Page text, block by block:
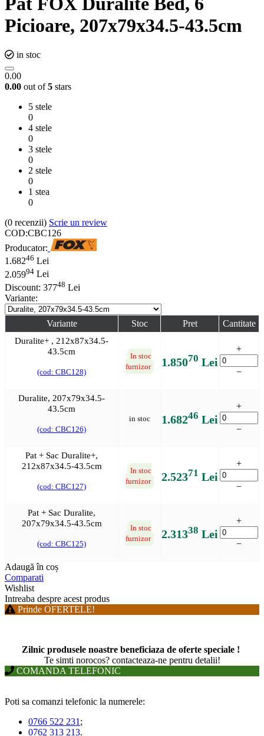
Picioare, 207x79x34.5-43.5cm
in stoc
0.00
0.00 out of5 stars
5 stele
0
4 stele
0
3 stele
0
2 stele
0
1 stea
0
(0 recenzii) Scrie un review
COD:CBC126
Producator:
1.68246 Lei
2.05994 Lei
Discount: 37748 Lei
Variante:
Variante Stoc Pret Cantitate
Duralite+ , 212x87x34.5-
43.5cm
(cod: CBC128)
In stoc
furnizor
1.85070 Lei
+
−
Duralite, 207x79x34.5-
43.5cm
(cod: CBC126)
in stoc 1.68246 Lei
+
−
Pat + Sac Duralite+,
212x87x34.5-43.5cm
(cod: CBC127)
In stoc
furnizor
2.52371 Lei
+
−
Pat + Sac Duralite,
207x79x34.5-43.5cm
(cod: CBC125)
In stoc
furnizor
2.31338 Lei
+
−
Adaugă în coș
Comparati
Wishlist
Intreaba despre acest produs
Prinde OFERTELE!
Zilnic produsele noastre beneficiaza de oferte speciale !
Te simti norocos? contacteaza-ne pentru detalii!
COMANDA TELEFONIC
Poti sa comanzi telefonic la numerele:
0766 522 231 ;
0762 313 213.